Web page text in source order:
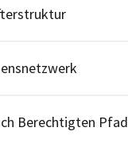
Berechtigten Pfad